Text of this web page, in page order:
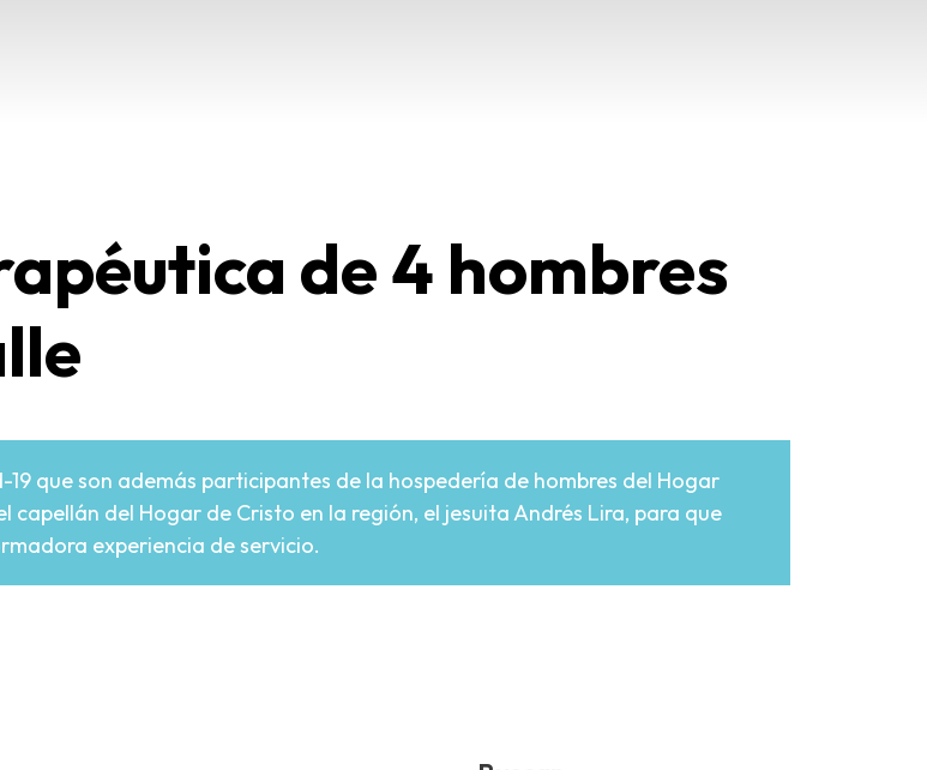
de 4 hombres
que son además participantes de la hospedería de hombres del Hogar
del Hogar de Cristo en la región, el jesuita Andrés Lira, para que
experiencia de servicio.